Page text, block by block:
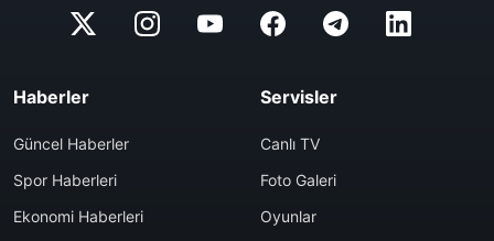
Haberler
Güncel Haberler
Spor Haberleri
Ekonomi Haberleri
Servisler
Canlı TV
Foto Galeri
Oyunlar